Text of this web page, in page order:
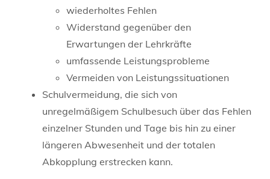
wiederholtes Fehlen
Widerstand gegenüber den
Erwartungen der Lehrkräfte
umfassende Leistungsprobleme
Vermeiden von Leistungssituationen
Schulvermeidung, die sich von
unregelmäßigem Schulbesuch über das Fehlen
einzelner Stunden und Tage bis hin zu einer
längeren Abwesenheit und der totalen
Abkopplung erstrecken kann.